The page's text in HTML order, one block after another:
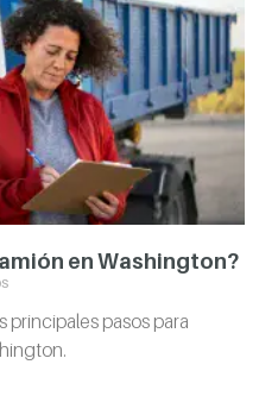
en Washington?
principales pasos para